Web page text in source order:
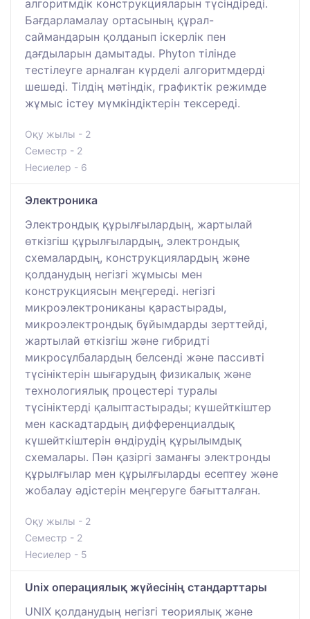
алгоритмдік конструкцияларын түсіндіреді.
Бағдарламалау ортасының құрал-
саймандарын қолданып іскерлік пен
дағдыларын дамытады. Phyton тілінде
тестілеуге арналған күрделі алгоритмдерді
шешеді. Тілдің мәтіндік, графиктік режимде
жұмыс істеу мүмкіндіктерін тексереді.
Оқу жылы - 2
Семестр - 2
Несиелер - 6
Электроника
Электрондық құрылғылардың, жартылай
өткізгіш құрылғылардың, электрондық
схемалардың, конструкциялардың және
қолданудың негізгі жұмысы мен
конструкциясын меңгереді. негізгі
микроэлектрониканы қарастырады,
микроэлектрондық бұйымдарды зерттейді,
жартылай өткізгіш және гибридті
микросұлбалардың белсенді және пассивті
түсініктерін шығарудың физикалық және
технологиялық процестері туралы
түсініктерді қалыптастырады; күшейткіштер
мен каскадтардың дифференциалдық
күшейткіштерін өндірудің құрылымдық
схемалары. Пән қазіргі заманғы электронды
құрылғылар мен құрылғыларды есептеу және
жобалау әдістерін меңгеруге бағытталған.
Оқу жылы - 2
Семестр - 2
Несиелер - 5
Unix операциялық жүйесінің стандарттары
UNIX қолданудың негізгі теориялық және